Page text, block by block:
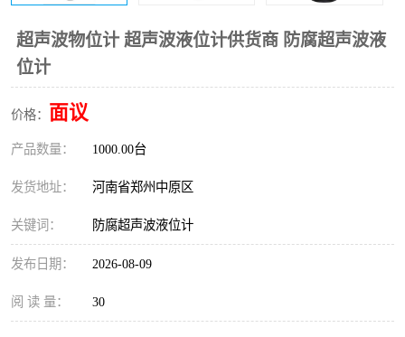
超声波物位计 超声波液位计供货商 防腐超声波液
位计
价格： 面议
产品数量： 1000.00台
发货地址： 河南省郑州中原区
关键词： 防腐超声波液位计
发布日期： 2026-08-09
阅 读 量： 30